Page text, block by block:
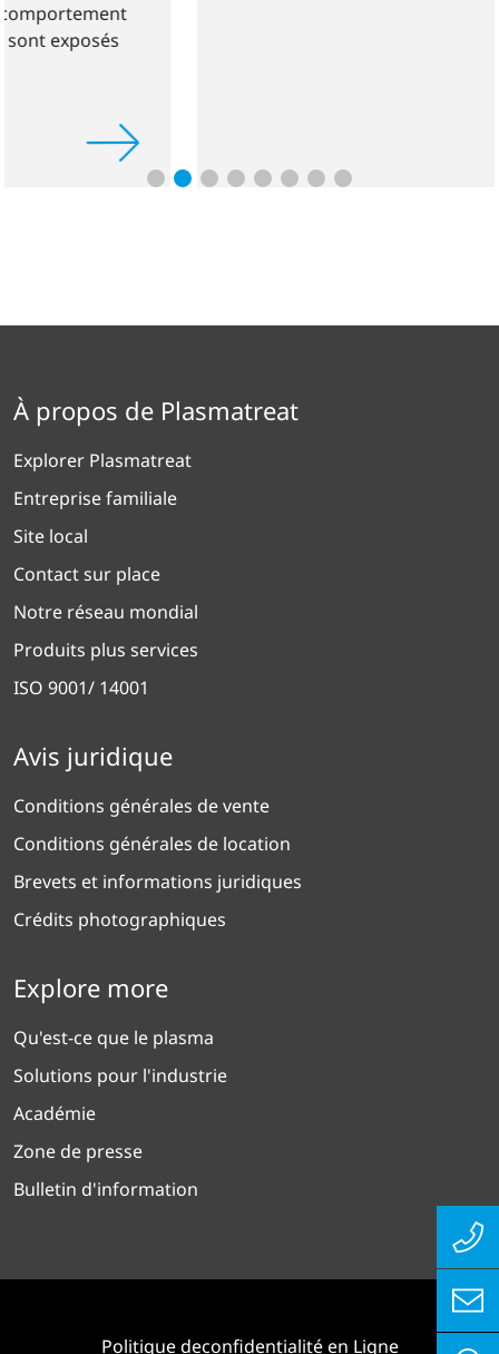
matériaux composites en toute fiabilité –
sans apprêt à base de solvant.
polymères fins et transparents qui protègent
contre l'usure afin de protéger les
électroniques dans des zones précises.
À propos de Plasmatreat
Explorer Plasmatreat
Entreprise familiale
Site local
Contact sur place
Produits plus services
ISO 9001/ 14001
Avis juridique
Conditions générales de vente
Brevets et informations juridiques
Crédits photographiques
Explore more
Qu'est-ce que le plasma
Solutions pour l'industrie